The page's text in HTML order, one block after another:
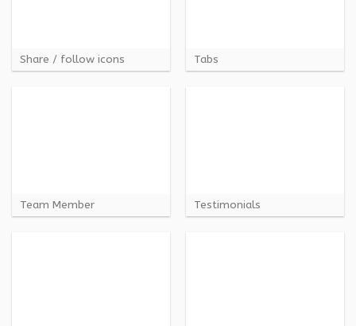
Share / follow icons Tabs
Team Member Testimonials